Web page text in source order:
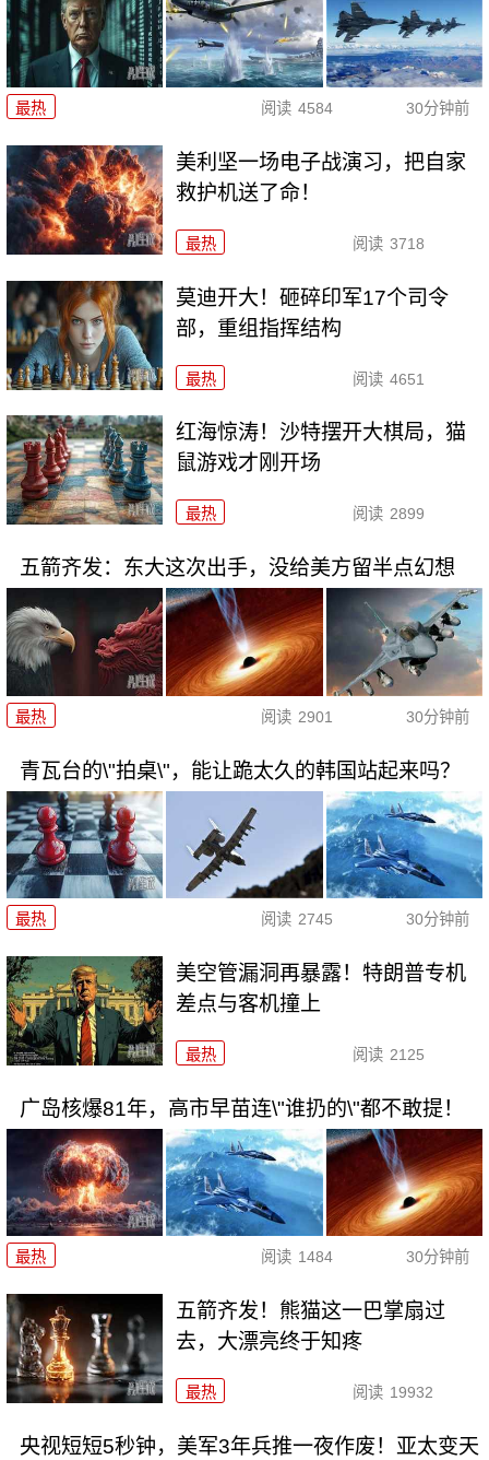
最热 阅读 4584 30分钟前
美利坚一场电子战演习，把自家
救护机送了命！
最热 阅读 3718
莫迪开大！砸碎印军17个司令
部，重组指挥结构
最热 阅读 4651
红海惊涛！沙特摆开大棋局，猫
鼠游戏才刚开场
最热 阅读 2899
五箭齐发：东大这次出手，没给美方留半点幻想
最热 阅读 2901 30分钟前
青瓦台的\"拍桌\"，能让跪太久的韩国站起来吗？
最热 阅读 2745 30分钟前
美空管漏洞再暴露！特朗普专机
差点与客机撞上
最热 阅读 2125
广岛核爆81年，高市早苗连\"谁扔的\"都不敢提！
最热 阅读 1484 30分钟前
五箭齐发！熊猫这一巴掌扇过
去，大漂亮终于知疼
最热 阅读 19932
央视短短5秒钟，美军3年兵推一夜作废！亚太变天